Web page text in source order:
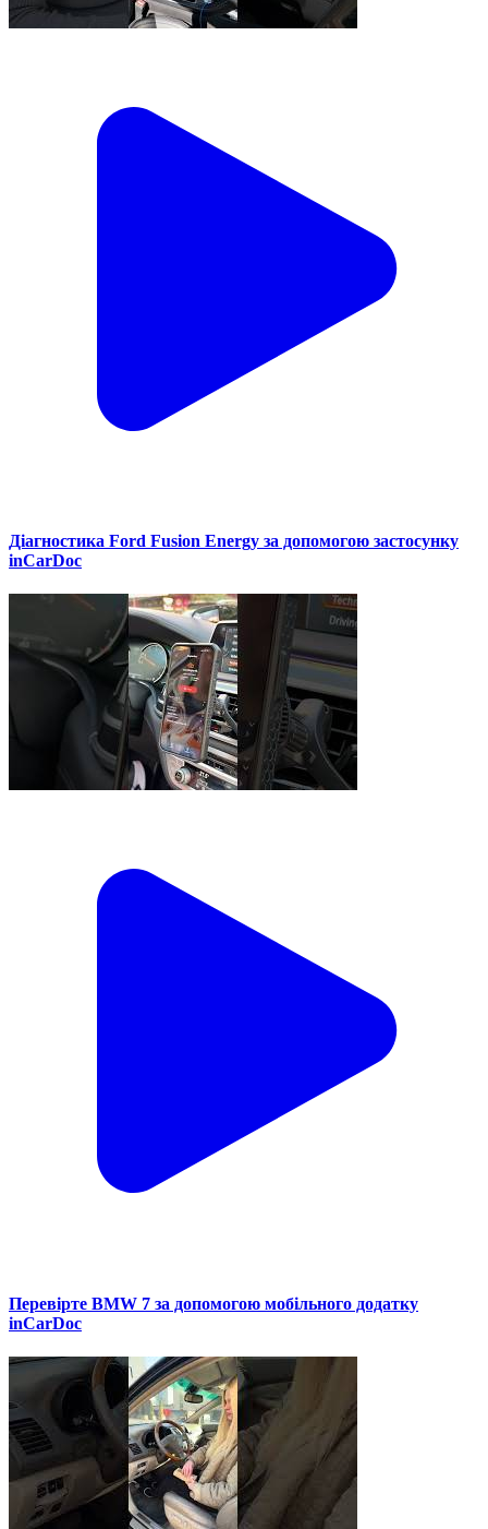
Діагностика Ford Fusion Energy за допомогою застосунку
inCarDoc
Перевірте BMW 7 за допомогою мобільного додатку
inCarDoc